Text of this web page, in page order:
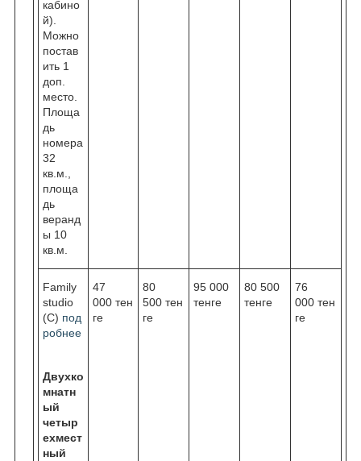
кабино
й).
Можно
постав
ить 1
доп.
место.
Площа
дь
номера
32
кв.м.,
площа
дь
веранд
ы 10
кв.м.
Family
studio
(C) под
робнее
Двухко
мнатн
ый
четыр
ехмест
ный
47
000 тен
ге
80
500 тен
ге
95 000
тенге
80 500
тенге
76
000 тен
ге